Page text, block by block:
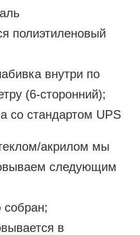
полиэтиленовый
внутри по
(6-сторонний);
со стандартом UPS
акрилом мы
следующим
в